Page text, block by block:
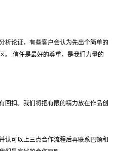
析论证，有些客户会认为先出个简单的
。 信任是最好的尊重，是我们力量的
回扣。我们将把有限的精力放在作品创
认可以上三点合作流程后再联系巴顿和